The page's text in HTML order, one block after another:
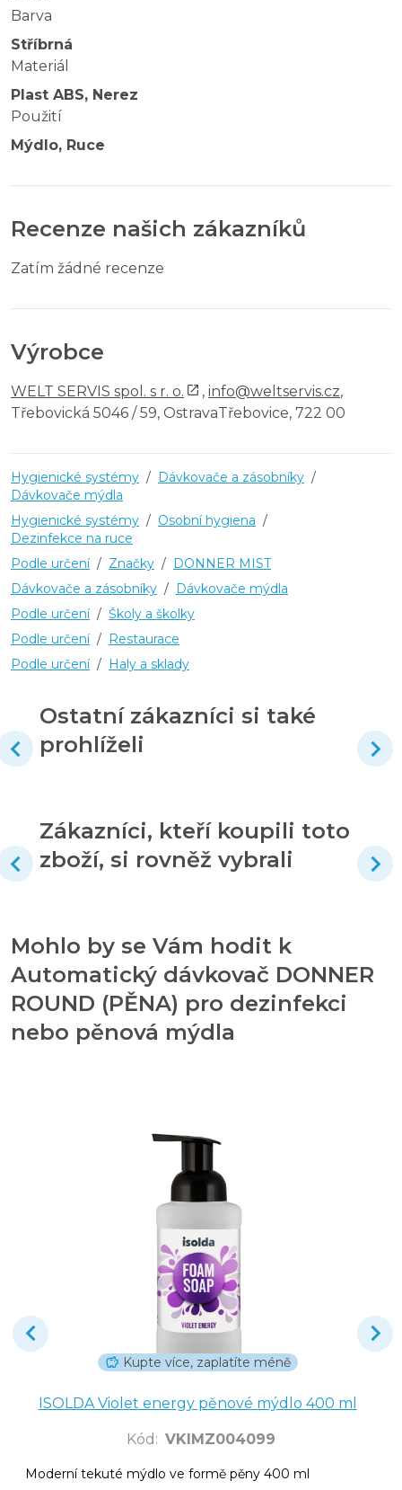
Barva
Stříbrná
Materiál
Plast ABS, Nerez
Použití
Mýdlo, Ruce
Recenze našich zákazníků
Zatím žádné recenze
Výrobce
WELT SERVIS spol. s r. o. , info@weltservis.cz,
Třebovická 5046 / 59, OstravaTřebovice, 722 00
Hygienické systémy / Dávkovače a zásobníky /
Dávkovače mýdla
Hygienické systémy / Osobní hygiena /
Dezinfekce na ruce
Podle určení / Značky / DONNER MIST
Dávkovače a zásobníky / Dávkovače mýdla
Podle určení / Školy a školky
Podle určení / Restaurace
Podle určení / Haly a sklady
Ostatní zákazníci si také
prohlíželi
Zákazníci, kteří koupili toto
zboží, si rovněž vybrali
Mohlo by se Vám hodit k
Automatický dávkovač DONNER
ROUND (PĚNA) pro dezinfekci
nebo pěnová mýdla
Kupte více, zaplatíte méně
ISOLDA Violet energy pěnové mýdlo 400 ml
Kód : VKIMZ004099
Moderní tekuté mýdlo ve formě pěny 400 ml